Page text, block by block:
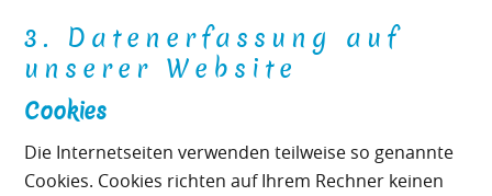
3. Datenerfassung auf
unserer Website
Cookies
Die Internetseiten verwenden teilweise so genannte
Cookies. Cookies richten auf Ihrem Rechner keinen